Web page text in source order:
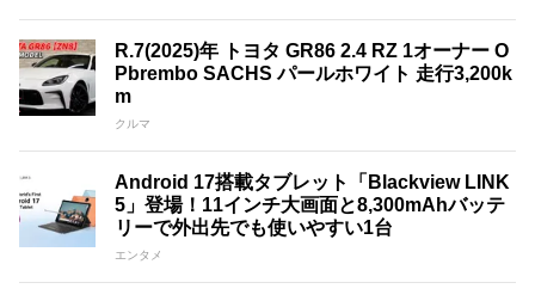
R.7(2025)年 トヨタ GR86 2.4 RZ 1オーナー O
Pbrembo SACHS パールホワイト 走行3,200k
m
クルマ
Android 17搭載タブレット「Blackview LINK
5」登場！11インチ大画面と8,300mAhバッテ
リーで外出先でも使いやすい1台
エンタメ